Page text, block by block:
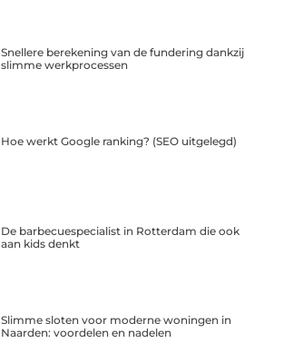
Snellere berekening van de fundering dankzij
slimme werkprocessen
Hoe werkt Google ranking? (SEO uitgelegd)
De barbecuespecialist in Rotterdam die ook
aan kids denkt
Slimme sloten voor moderne woningen in
Naarden: voordelen en nadelen